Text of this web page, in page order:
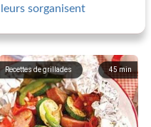
sorganisent
45 min
Recettes de grillades